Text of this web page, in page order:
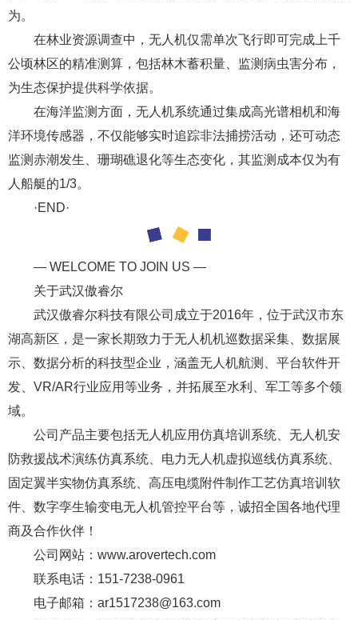
为。
在林业资源调查中，无人机仅需单次飞行即可完成上千
公顷林区的精准测算，包括林木蓄积量、监测病虫害分布，
为生态保护提供科学依据。
在海洋监测方面，无人机系统通过集成高光谱相机和海
洋环境传感器，不仅能够实时追踪非法捕捞活动，还可动态
监测赤潮发生、珊瑚礁退化等生态变化，其监测成本仅为有
人船艇的1/3。
·END·
— WELCOME TO JOIN US —
关于武汉傲睿尔
武汉傲睿尔科技有限公司成立于2016年，位于武汉市东
湖高新区，是一家长期致力于无人机机巡数据采集、数据展
示、数据分析的科技型企业，涵盖无人机航测、平台软件开
发、VR/AR行业应用等业务，并拓展至水利、军工等多个领
域。
公司产品主要包括无人机应用仿真培训系统、无人机安
防救援战术演练仿真系统、电力无人机虚拟巡线仿真系统、
固定翼半实物仿真系统、高压电缆附件制作工艺仿真培训软
件、数字孪生输变电无人机管控平台等，诚招全国各地代理
商及合作伙伴！
公司网站：www.arovertech.com
联系电话：151-7238-0961
电子邮箱：ar1517238@163.com